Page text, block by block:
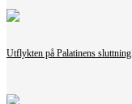
Utflykten på Palatinens sluttning